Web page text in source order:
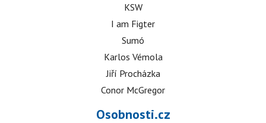
KSW
I am Figter
Sumó
Karlos Vémola
Jiří Procházka
Conor McGregor
Osobnosti.cz